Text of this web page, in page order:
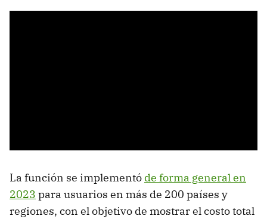
La función se implementó de forma general en
2023 para usuarios en más de 200 países y
regiones, con el objetivo de mostrar el costo total